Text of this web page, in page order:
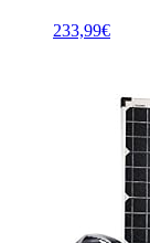
233,99€